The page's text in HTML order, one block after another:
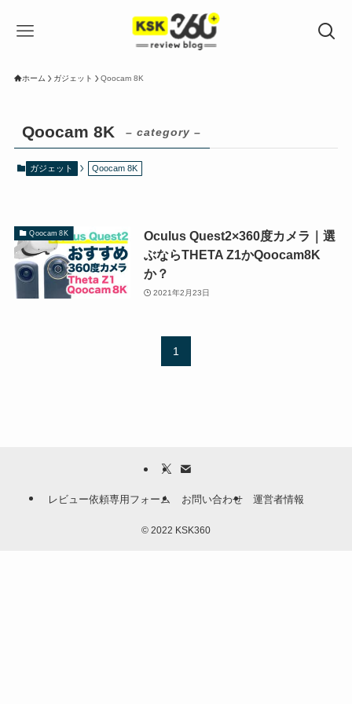
ホーム ガジェット Qoocam 8K
Qoocam 8K – category –
ガジェット Qoocam 8K
Qoocam 8K
Oculus Quest2×360度カメラ｜選
ぶならTHETA Z1かQoocam8K
か？
2021年2月23日
1
レビュー依頼専用フォーム お問い合わせ 運営者情報
© 2022 KSK360